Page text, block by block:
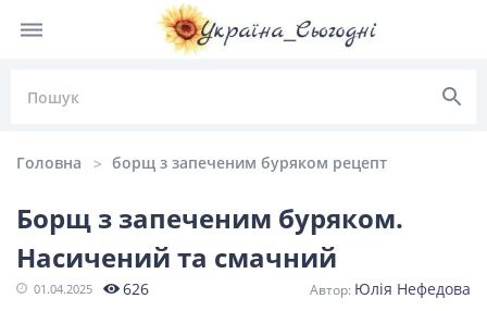
НОВИНИ УКРАЇНИ
Головна борщ з запеченим буряком рецепт
Борщ з запеченим буряком.
Насичений та смачний
01.04.2025 626 Юлія Нефедова